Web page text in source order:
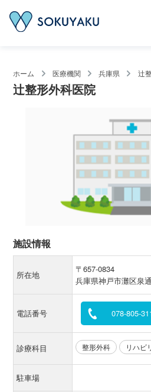
ホーム 医療機関 兵庫県 辻
辻整形外科医院
施設情報
所在地
〒657-0834
兵庫県神戸市灘区泉
電話番号 078-805-
診療科目 整形外科 リハビ
駐車場